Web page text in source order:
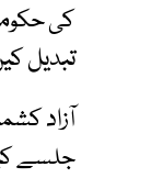
کی
تبدیل
آزاد
جلسے